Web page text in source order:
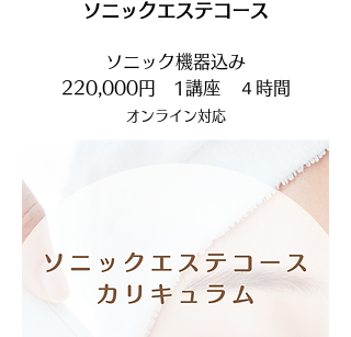
ソニックエステコース
ソニック機器込み
220,000円 ​1講座 ４時間
オンライン対応